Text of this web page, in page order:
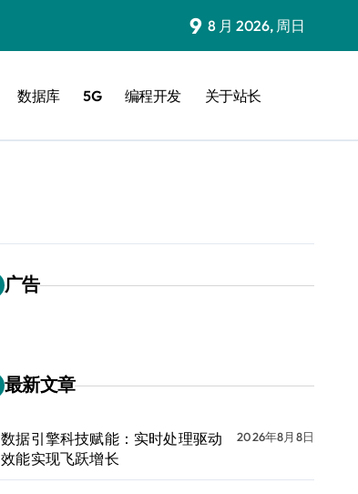
9 8 月 2026, 周日
数据库 5G 编程开发 关于站长
广告
最新文章
数据引擎科技赋能：实时处理驱动
效能实现飞跃增长
2026年8月8日